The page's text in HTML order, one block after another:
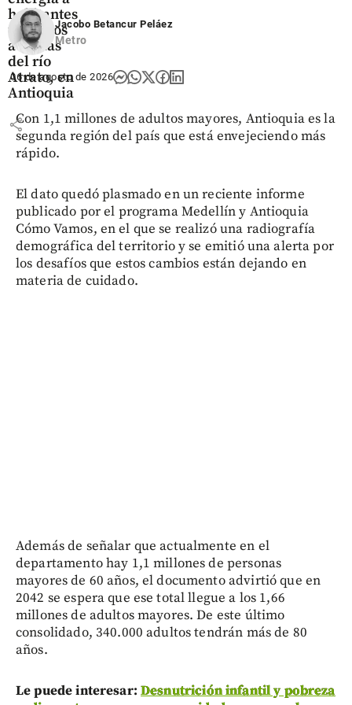
habitantes
ubicados
a orillas
del río
Atrato, en
Antioquia
share
Jacobo Betancur Peláez
Metro
06 de agosto de 2026
Con 1,1 millones de adultos mayores, Antioquia es la
segunda región del país que está envejeciendo más
rápido.
El dato quedó plasmado en un reciente informe
publicado por el programa Medellín y Antioquia
Cómo Vamos, en el que se realizó una radiografía
demográfica del territorio y se emitió una alerta por
los desafíos que estos cambios están dejando en
materia de cuidado.
Además de señalar que actualmente en el
departamento hay 1,1 millones de personas
mayores de 60 años, el documento advirtió que en
2042 se espera que ese total llegue a los 1,66
millones de adultos mayores. De este último
consolidado, 340.000 adultos tendrán más de 80
años.
Le puede interesar: Desnutrición infantil y pobreza